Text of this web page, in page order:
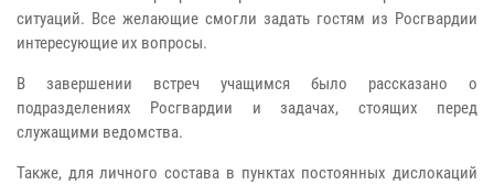
ситуаций. Все желающие смогли задать гостям из Росгвардии
интересующие их вопросы.
В завершении встреч учащимся было рассказано о
подразделениях Росгвардии и задачах, стоящих перед
служащими ведомства.
Также, для личного состава в пунктах постоянных дислокаций